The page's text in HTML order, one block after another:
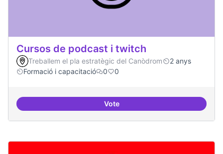
Cursos de podcast i twitch
Treballem el pla estratègic del Canòdrom
2 anys
Formació i capacitació
0 0
VoteCursos de podcast i twitch